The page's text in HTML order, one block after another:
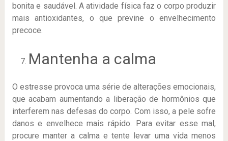
bonita e saudável. A atividade física faz o corpo produzir
mais antioxidantes, o que previne o envelhecimento
precoce.
Mantenha a calma
O estresse provoca uma série de alterações emocionais,
que acabam aumentando a liberação de hormônios que
interferem nas defesas do corpo. Com isso, a pele sofre
danos e envelhece mais rápido. Para evitar esse mal,
procure manter a calma e tente levar uma vida menos